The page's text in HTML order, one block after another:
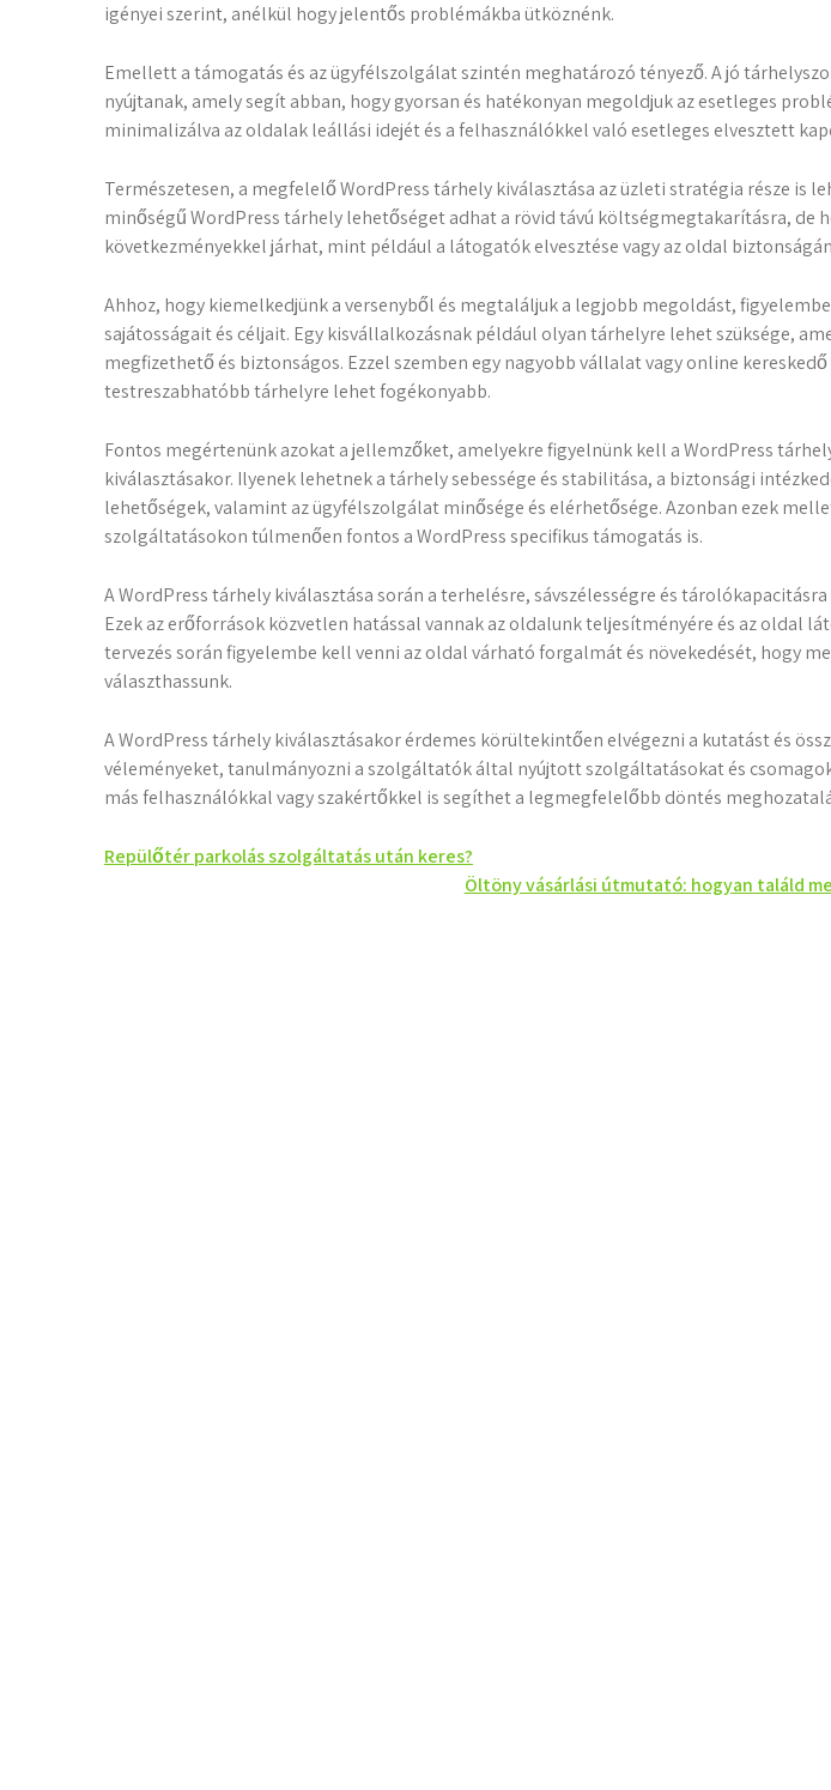
igényei szerint, anélkül hogy jelentős problémákba ütköznénk.
Emellett a támogatás és az ügyfélszolgálat szintén meghatározó tényező. A jó
nyújtanak, amely segít abban, hogy gyorsan és hatékonyan megoldjuk az esetleges
minimalizálva az oldalak leállási idejét és a felhasználókkel való esetleges elvesztett
Természetesen, a megfelelő WordPress tárhely kiválasztása az üzleti stratégia része is
minőségű WordPress tárhely lehetőséget adhat a rövid távú költségmegtakarításra, de
következményekkel járhat, mint például a látogatók elvesztése vagy az oldal
Ahhoz, hogy kiemelkedjünk a versenyből és megtaláljuk a legjobb megoldást,
sajátosságait és céljait. Egy kisvállalkozásnak például olyan tárhelyre lehet szüksége,
megfizethető és biztonságos. Ezzel szemben egy nagyobb vállalat vagy online
testreszabhatóbb tárhelyre lehet fogékonyabb.
Fontos megértenünk azokat a jellemzőket, amelyekre figyelnünk kell a WordPress
kiválasztásakor. Ilyenek lehetnek a tárhely sebessége és stabilitása, a biztonsági
lehetőségek, valamint az ügyfélszolgálat minősége és elérhetősége. Azonban ezek
szolgáltatásokon túlmenően fontos a WordPress specifikus támogatás is.
A WordPress tárhely kiválasztása során a terhelésre, sávszélességre és
Ezek az erőforrások közvetlen hatással vannak az oldalunk teljesítményére és az oldal
tervezés során figyelembe kell venni az oldal várható forgalmát és növekedését, hogy
választhassunk.
A WordPress tárhely kiválasztásakor érdemes körültekintően elvégezni a kutatást és
véleményeket, tanulmányozni a szolgáltatók által nyújtott szolgáltatásokat és
más felhasználókkal vagy szakértőkkel is segíthet a legmegfelelőbb döntés
Bejegyzés
Repülőtér parkolás szolgáltatás után keres?
Öltöny vásárlási útmutató: hogyan találd